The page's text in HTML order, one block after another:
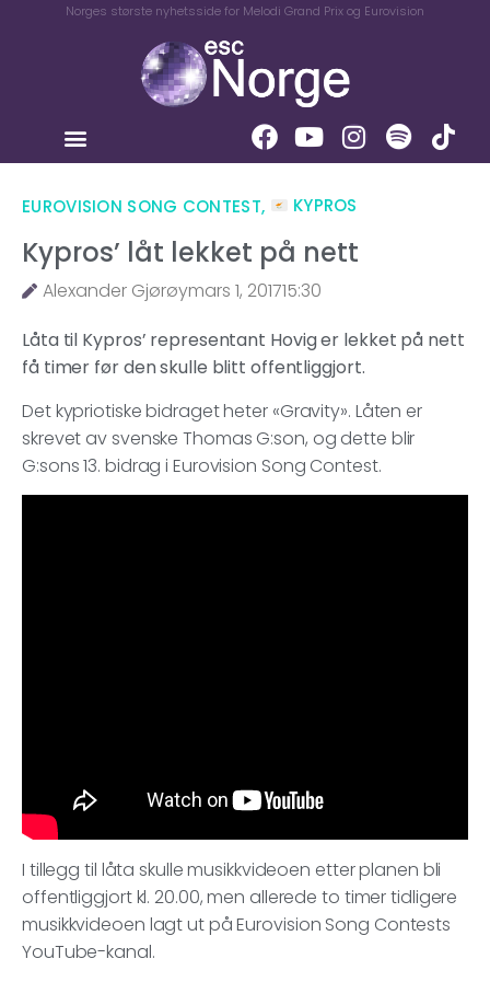
Norges største nyhetsside for Melodi Grand Prix og Eurovision
EUROVISION SONG CONTEST, KYPROS
Kypros’ låt lekket på nett
Alexander Gjørøymars 1, 201715:30
Låta til Kypros’ representant Hovig er lekket på nett
få timer før den skulle blitt offentliggjort.
Det kypriotiske bidraget heter «Gravity». Låten er
skrevet av svenske Thomas G:son, og dette blir
G:sons 13. bidrag i Eurovision Song Contest.
I tillegg til låta skulle musikkvideoen etter planen bli
offentliggjort kl. 20.00, men allerede to timer tidligere
musikkvideoen lagt ut på Eurovision Song Contests
YouTube-kanal.